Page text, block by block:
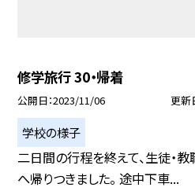
修学旅行 30・帰着
公開日 2023/11/06 更新
学校の様子
二日間の行程を終えて、生徒・
へ帰りつきました。 途中下車...